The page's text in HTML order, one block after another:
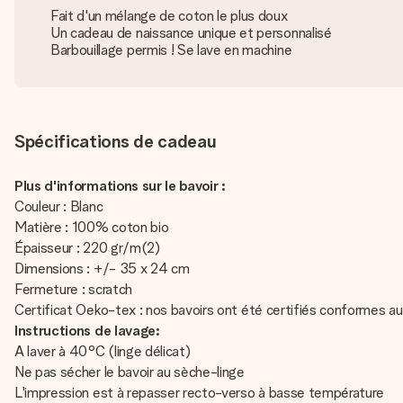
Fait d'un mélange de coton le plus doux
Un cadeau de naissance unique et personnalisé
Barbouillage permis ! Se lave en machine
Spécifications de cadeau
Plus d'informations sur le bavoir :
Couleur : Blanc
Matière : 100% coton bio
Épaisseur : 220 gr/m(2)
Dimensions : +/- 35 x 24 cm
Fermeture : scratch
Certificat Oeko-tex : nos bavoirs ont été certifiés conformes
Instructions de lavage:
A laver à 40°C (linge délicat)
Ne pas sécher le bavoir au sèche-linge
L'impression est à repasser recto-verso à basse température